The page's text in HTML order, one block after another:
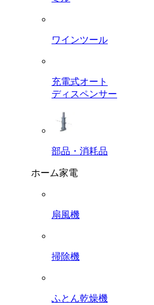
ワインツール
充電式オート
ディスペンサー
部品・消耗品
ホーム家電
扇風機
掃除機
ふとん乾燥機